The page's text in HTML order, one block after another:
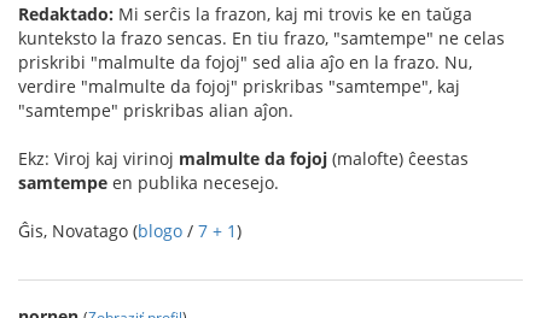
Redaktado: Mi serĉis la frazon, kaj mi trovis ke en taŭga
kunteksto la frazo sencas. En tiu frazo, "samtempe" ne celas
priskribi "malmulte da fojoj" sed alia aĵo en la frazo. Nu,
verdire "malmulte da fojoj" priskribas "samtempe", kaj
"samtempe" priskribas alian aĵon.
Ekz: Viroj kaj virinoj malmulte da fojoj (malofte) ĉeestas
samtempe en publika necesejo.
Ĝis, Novatago (blogo / 7 + 1)